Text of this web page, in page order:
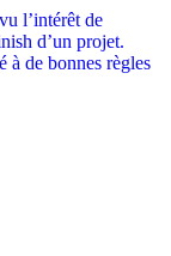
l’intérêt de
d’un projet.
à de bonnes règles